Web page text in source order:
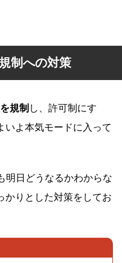
制への対策
規制 し、許可制にす
いよ本気モードに入って
明日どうなるかわからな
かりとした対策をしてお